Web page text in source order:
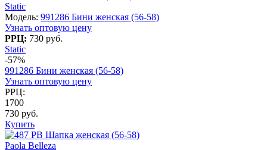
Static
Модель: 991286 Бини женская (56-58)
Узнать оптовую цену
РРЦ: 730 руб.
Static
-57%
991286 Бини женская (56-58)
Узнать оптовую цену
РРЦ:
1700
730 руб.
Купить
Paola Belleza